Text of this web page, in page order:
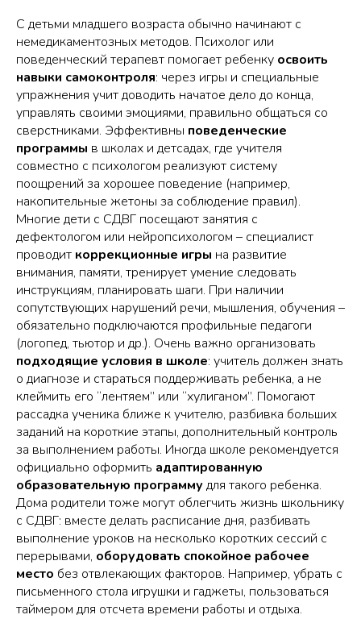
С детьми младшего возраста обычно начинают с
немедикаментозных методов. Психолог или
поведенческий терапевт помогает ребенку освоить
навыки самоконтроля: через игры и специальные
упражнения учит доводить начатое дело до конца,
управлять своими эмоциями, правильно общаться со
сверстниками. Эффективны поведенческие
программы в школах и детсадах, где учителя
совместно с психологом реализуют систему
поощрений за хорошее поведение (например,
накопительные жетоны за соблюдение правил).
Многие дети с СДВГ посещают занятия с
дефектологом или нейропсихологом – специалист
проводит коррекционные игры на развитие
внимания, памяти, тренирует умение следовать
инструкциям, планировать шаги. При наличии
сопутствующих нарушений речи, мышления, обучения –
обязательно подключаются профильные педагоги
(логопед, тьютор и др.). Очень важно организовать
подходящие условия в школе: учитель должен знать
о диагнозе и стараться поддерживать ребенка, а не
клеймить его “лентяем” или “хулиганом”. Помогают
рассадка ученика ближе к учителю, разбивка больших
заданий на короткие этапы, дополнительный контроль
за выполнением работы. Иногда школе рекомендуется
официально оформить адаптированную
образовательную программудля такого ребенка.
Дома родители тоже могут облегчить жизнь школьнику
с СДВГ: вместе делать расписание дня, разбивать
выполнение уроков на несколько коротких сессий с
перерывами, оборудовать спокойное рабочее
место без отвлекающих факторов. Например, убрать с
письменного стола игрушки и гаджеты, пользоваться
таймером для отсчета времени работы и отдыха.